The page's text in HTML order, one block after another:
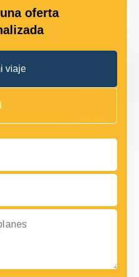
oferta
viaje